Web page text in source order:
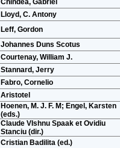
Chindea, Gabriel
Lloyd, C. Antony
Leff, Gordon
Johannes Duns Scotus
Courtenay, William J.
Stannard, Jerry
Fabro, Cornelio
Aristotel
Hoenen, M. J. F. M; Engel, Karsten
(eds.)
Claude VIshnu Spaak et Ovidiu
Stanciu (dir.)
Cristian Badilita (ed.)